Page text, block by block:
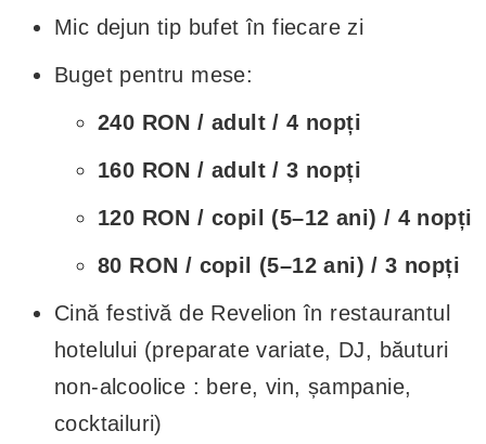
Mic dejun tip bufet în fiecare zi
Buget pentru mese:
240 RON / adult / 4 nopți
160 RON / adult / 3 nopți
120 RON / copil (5–12 ani) / 4 nopți
80 RON / copil (5–12 ani) / 3 nopți
Cină festivă de Revelion în restaurantul
hotelului (preparate variate, DJ, băuturi
non-alcoolice : bere, vin, șampanie,
cocktailuri)